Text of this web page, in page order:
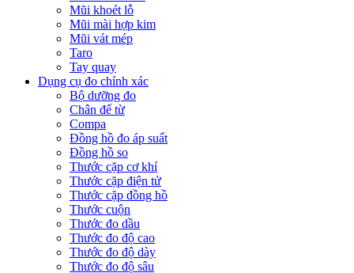
Mũi khoét lỗ
Mũi mài hợp kim
Mũi vát mép
Taro
Tay quay
Dụng cụ đo chính xác
Bộ dưỡng đo
Chân đế từ
Compa
Đồng hồ đo áp suất
Đồng hồ so
Thước cặp cơ khí
Thước cặp điện tử
Thước cặp đồng hồ
Thước cuộn
Thước đo dầu
Thước đo độ cao
Thước đo độ dày
Thước đo độ sâu